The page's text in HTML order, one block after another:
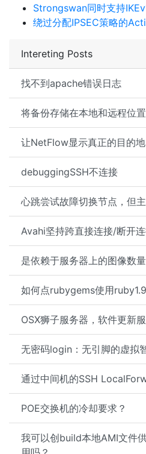
Intereting Posts
找不到apache错误日志
将备份存储在本地和远程位置
让NetFlow显示真正的目的地
debuggingSSH不连接
心跳尝试故障切换节点，但
Avahi坚持跨直接连接/断开
是依赖于服务器上的图像数
如何点rubygems使用
OSX狮子服务器，软件更新
无密码login：无引脚的虚拟
通过中间机的SSH
POE交换机的冷却要求？
我可以创build本地AMI文件
Strongswan同时支持
绕过分配IPSEC策略的